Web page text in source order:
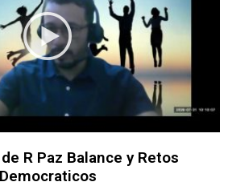
R Paz Balance y Retos
Democraticos